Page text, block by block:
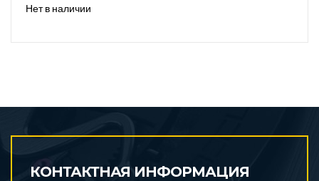
Нет в наличии
КОНТАКТНАЯ ИНФОРМАЦИЯ